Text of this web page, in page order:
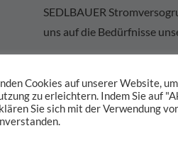
SEDLBAUER
uns auf die Bedürfnisse
Bild: Stromversorgung für
Cookies auf unserer Website,
zu erleichtern. Indem Sie auf
Sie sich mit der Verwendung